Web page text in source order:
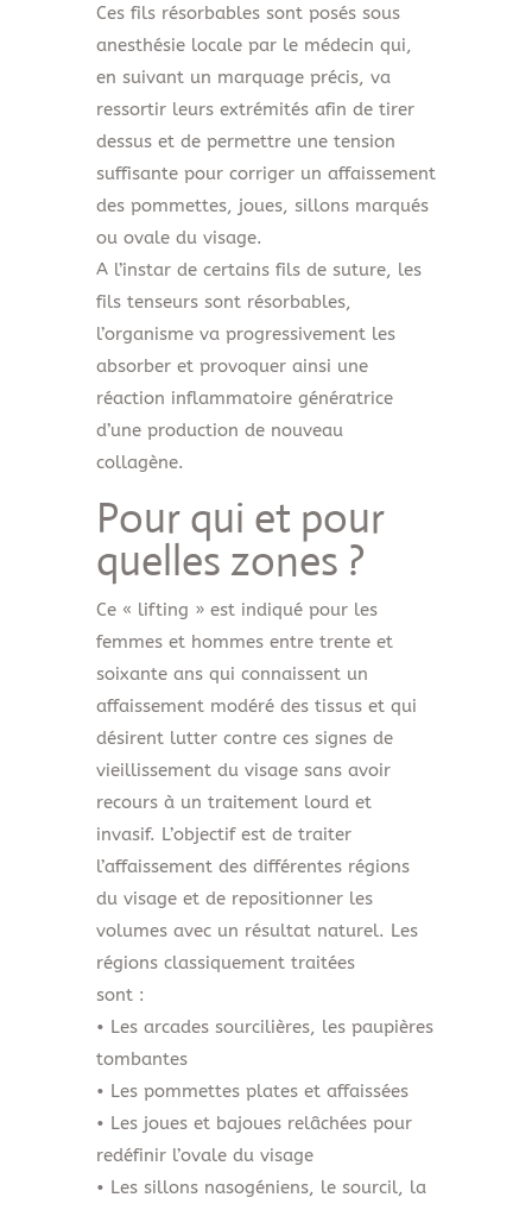
Ces fils résorbables sont posés sous
anesthésie locale par le médecin qui,
en suivant un marquage précis, va
ressortir leurs extrémités afin de tirer
dessus et de permettre une tension
suffisante pour corriger un affaissement
des pommettes, joues, sillons marqués
ou ovale du visage.
A l’instar de certains fils de suture, les
fils tenseurs sont résorbables,
l’organisme va progressivement les
absorber et provoquer ainsi une
réaction inflammatoire génératrice
d’une production de nouveau
collagène.
Pour qui et pour
quelles zones ?
Ce « lifting » est indiqué pour les
femmes et hommes entre trente et
soixante ans qui connaissent un
affaissement modéré des tissus et qui
désirent lutter contre ces signes de
vieillissement du visage sans avoir
recours à un traitement lourd et
invasif. L’objectif est de traiter
l’affaissement des différentes régions
du visage et de repositionner les
volumes avec un résultat naturel. Les
régions classiquement traitées
sont :
• Les arcades sourcilières, les paupières
tombantes
• Les pommettes plates et affaissées
• Les joues et bajoues relâchées pour
redéfinir l’ovale du visage
• Les sillons nasogéniens, le sourcil, la